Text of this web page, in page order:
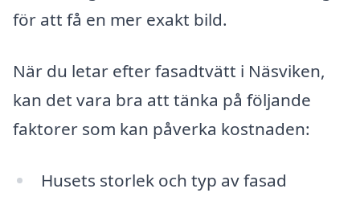
för att få en mer exakt bild.
När du letar efter fasadtvätt i Näsviken,
kan det vara bra att tänka på följande
faktorer som kan påverka kostnaden:
Husets storlek och typ av fasad